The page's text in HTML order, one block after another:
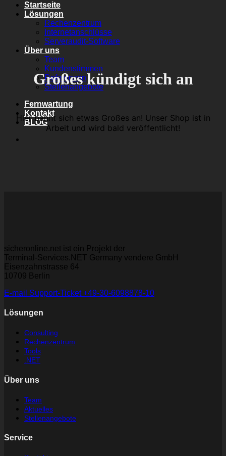
Startseite
Lösungen
Rechenzentrum
Internetanschlüsse
Serveraudit-Software
Über uns
Team
Kundenstimmen
Referenzen
Stellenangebote
Fernwartung
Kontakt
BLOG
Großes kündigt sich an
Hier bahnt sich etwas Großes an! Unser Shop ist in
Arbeit und wird bald veröffentlicht!
sicheronline.net ist ein Projekt der
Terminal-Services.NET Germany vendere GmbH
Eisenzahnstrasse 64
10709 Berlin
E-mail Support-Ticket +49-30-6098878-10
Lösungen
Consulting
Rechenzentrum
Tools
.NET
Über uns
Team
Aktuelles
Stellenangebote
Service